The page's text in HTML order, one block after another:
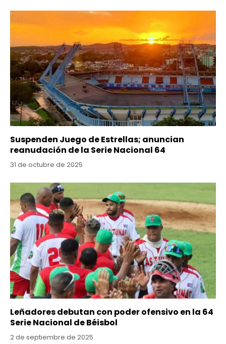
Suspenden Juego de Estrellas; anuncian
reanudación de la Serie Nacional 64
31 de octubre de 2025
Leñadores debutan con poder ofensivo en la 64
Serie Nacional de Béisbol
2 de septiembre de 2025